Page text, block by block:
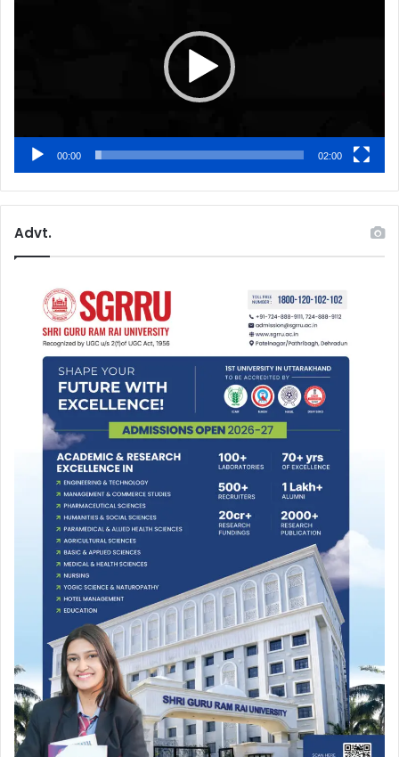
00:00 02:00
Advt.